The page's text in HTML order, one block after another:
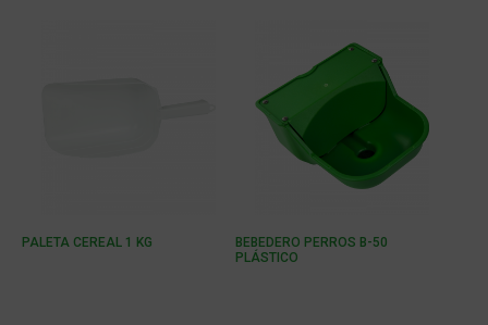
PALETA CEREAL 1 KG
BEBEDERO PERROS B-50
PLÁSTICO